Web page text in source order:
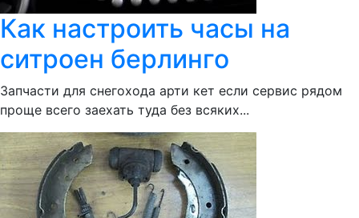
Как настроить часы на
ситроен берлинго
Запчасти для снегохода арти кет если сервис рядом
проще всего заехать туда без всяких...